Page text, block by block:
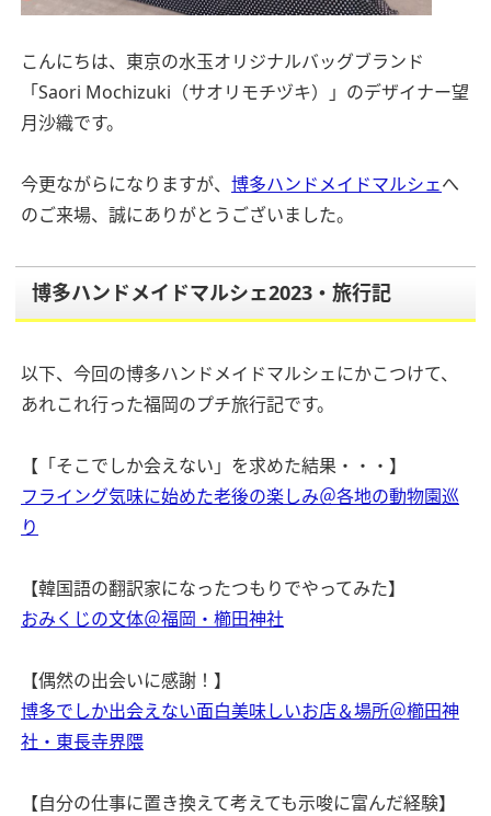
こんにちは、東京の水玉オリジナルバッグブランド
「Saori Mochizuki（サオリモチヅキ）」のデザイナー望
月沙織です。
今更ながらになりますが、 博多ハンドメイドマルシェへ
のご来場、誠にありがとうございました。
博多ハンドメイドマルシェ2023・旅行記
以下、今回の博多ハンドメイドマルシェにかこつけて、
あれこれ行った福岡のプチ旅行記です。
【「そこでしか会えない」を求めた結果・・・】
フライング気味に始めた老後の楽しみ＠各地の動物園巡
り
【韓国語の翻訳家になったつもりでやってみた】
おみくじの文体＠福岡・櫛田神社
【偶然の出会いに感謝！】
博多でしか出会えない面白美味しいお店＆場所＠櫛田神
社・東長寺界隈
【自分の仕事に置き換えて考えても示唆に富んだ経験】